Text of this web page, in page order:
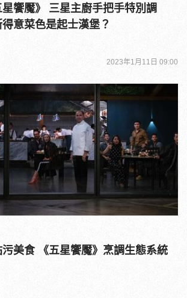
饗魘》 三星主廚手把手特別調
意菜色是起士漢堡？
2023年1月11日 09:00
美食 《五星饗魘》烹調生態系統